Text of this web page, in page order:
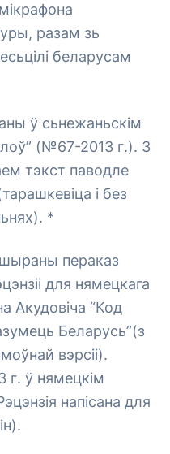
разам зь
беларусам
ў сьнежаньскім
(№67-2013 г.). З
тэкст паводле
і без
*
пераказ
для нямецкага
Акудовіча “Код
Беларусь”(з
вэрсіі).
г. ў нямецкім
напісана для